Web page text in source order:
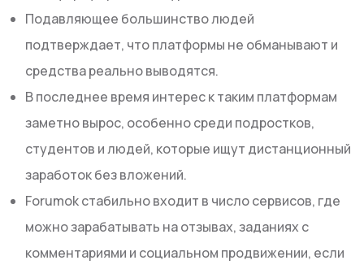
Подавляющее большинство людей
подтверждает, что платформы не обманывают и
средства реально выводятся.
В последнее время интерес к таким платформам
заметно вырос, особенно среди подростков,
студентов и людей, которые ищут дистанционный
заработок без вложений.
Forumok стабильно входит в число сервисов, где
можно зарабатывать на отзывах, заданиях с
комментариями и социальном продвижении, если